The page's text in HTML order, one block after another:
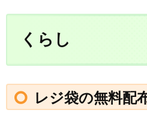
くらし
レジ袋の無料配